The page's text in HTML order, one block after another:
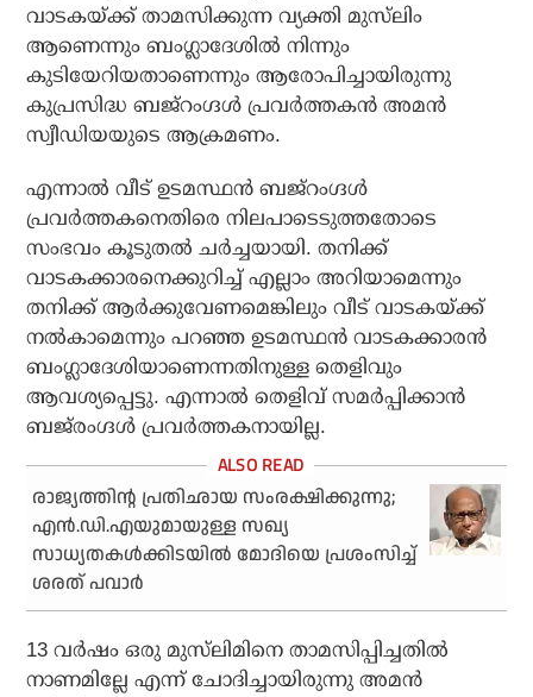
വാടകയ്ക്ക് താമസിക്കുന്ന വ്യക്തി മുസ്‌ലിം
ആണെന്നും ബംഗ്ലാദേശിൽ നിന്നും
കുടിയേറിയതാണെന്നും ആരോപിച്ചായിരുന്നു
കുപ്രസിദ്ധ ബജ്‌റംഗ്ദൾ പ്രവർത്തകൻ അമൻ
സ്വീഡിയയുടെ ആക്രമണം.
എന്നാൽ വീട് ഉടമസ്ഥൻ ബജ്‌റംഗ്ദൾ
പ്രവർത്തകനെതിരെ നിലപാടെടുത്തതോടെ
സംഭവം കൂടുതൽ ചർച്ചയായി. തനിക്ക്
വാടകക്കാരനെക്കുറിച്ച് എല്ലാം അറിയാമെന്നും
തനിക്ക് ആർക്കുവേണമെങ്കിലും വീട് വാടകയ്ക്ക്
നൽകാമെന്നും പറഞ്ഞ ഉടമസ്ഥൻ വാടകക്കാരൻ
ബംഗ്ലാദേശിയാണെന്നതിനുള്ള തെളിവും
ആവശ്യപ്പെട്ടു. എന്നാൽ തെളിവ് സമർപ്പിക്കാൻ
ബജ്‌രംഗ്ദൾ പ്രവർത്തകനായില്ല.
രാജ്യത്തിന്റ പ്രതിഛായ സംരക്ഷിക്കുന്നു;
എൻ.ഡി.എയുമായുള്ള സഖ്യ
സാധ്യതകൾക്കിടയിൽ മോദിയെ പ്രശംസിച്ച്
ശരത് പവാർ
13 വർഷം ഒരു മുസ്‌ലിമിനെ താമസിപ്പിച്ചതിൽ
നാണമില്ലേ എന്ന് ചോദിച്ചായിരുന്നു അമൻ